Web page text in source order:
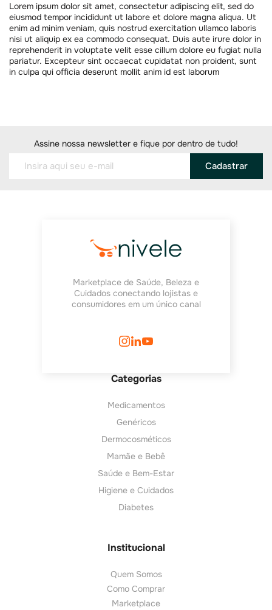
Lorem ipsum dolor sit amet, consectetur adipiscing elit, sed do
eiusmod tempor incididunt ut labore et dolore magna aliqua. Ut
enim ad minim veniam, quis nostrud exercitation ullamco laboris
nisi ut aliquip ex ea commodo consequat. Duis aute irure dolor in
reprehenderit in voluptate velit esse cillum dolore eu fugiat nulla
pariatur. Excepteur sint occaecat cupidatat non proident, sunt
in culpa qui officia deserunt mollit anim id est laborum
Assine nossa newsletter e fique por dentro de tudo!
Cadastrar
Marketplace de Saúde, Beleza e
Cuidados conectando lojistas e
consumidores em um único canal
Categorias
Medicamentos
Genéricos
Dermocosméticos
Mamãe e Bebê
Saúde e Bem-Estar
Higiene e Cuidados
Diabetes
Institucional
Quem Somos
Como Comprar
Marketplace